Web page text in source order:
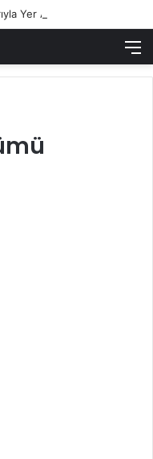
Yer Aldığı Sektörler